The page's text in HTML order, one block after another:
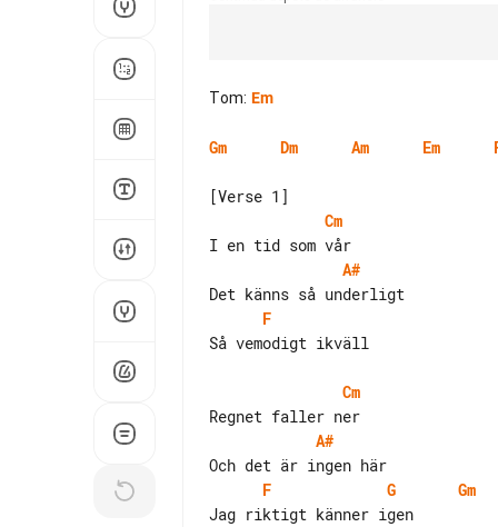
Tom: Em
Gm Dm Am Em
Cm
A#
F
Så vemodigt ikväll
Cm
A#
F
G
Gm
Jag riktigt känner igen